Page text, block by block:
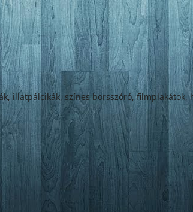
illatpálcikák, színes borsszóró,